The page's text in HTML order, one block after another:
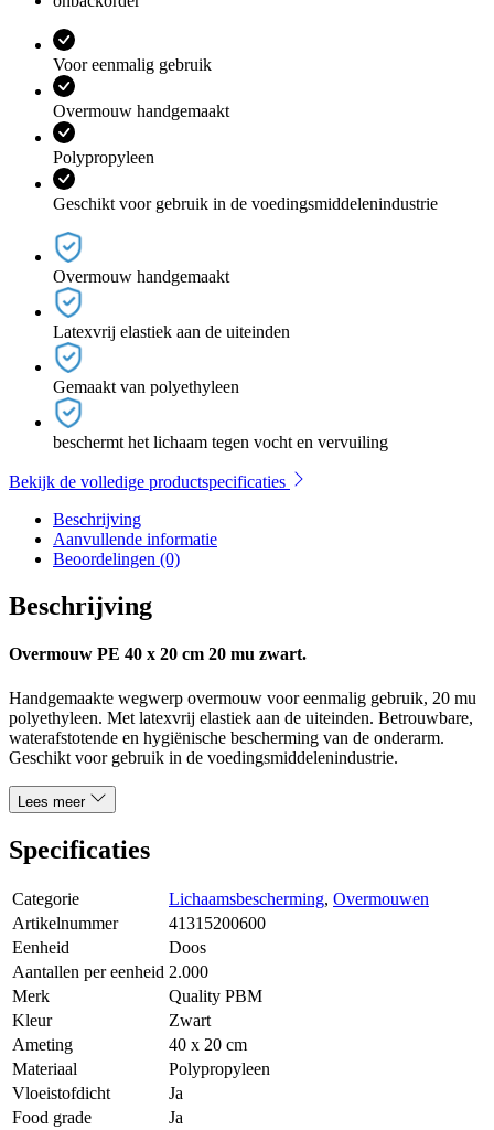
Voor eenmalig gebruik
Overmouw handgemaakt
Polypropyleen
Geschikt voor gebruik in de voedingsmiddelenindustrie
Overmouw handgemaakt
Latexvrij elastiek aan de uiteinden
Gemaakt van polyethyleen
beschermt het lichaam tegen vocht en vervuiling
Bekijk de volledige productspecificaties
Beschrijving
Aanvullende informatie
Beoordelingen (0)
Beschrijving
Overmouw PE 40 x 20 cm 20 mu zwart.
Handgemaakte wegwerp overmouw voor eenmalig gebruik, 20 mu
polyethyleen. Met latexvrij elastiek aan de uiteinden. Betrouwbare,
waterafstotende en hygiënische bescherming van de onderarm.
Geschikt voor gebruik in de voedingsmiddelenindustrie.
Lees meer
Specificaties
Categorie Lichaamsbescherming, Overmouwen
Artikelnummer
41315200600
Eenheid
Doos
Aantallen per eenheid 2.000
Merk
Quality PBM
Kleur
Zwart
Ameting
40 x 20 cm
Materiaal
Polypropyleen
Vloeistofdicht
Ja
Food grade
Ja